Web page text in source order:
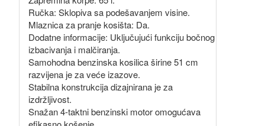
Ručka: Sklopiva sa podešavanjem visine.
Mlaznica za pranje kosišta: Da.
Dodatne informacije: Uključujući funkciju bočnog
izbacivanja i malčiranja.
Samohodna benzinska kosilica širine 51 cm
razvijena je za veće izazove.
Stabilna konstrukcija dizajnirana je za
izdržljivost.
Snažan 4-taktni benzinski motor omogućava